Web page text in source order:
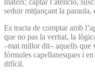
seduir mitjançant la
Es tracta de comptar amb
que no pas la veritat, la
–mai millor dit– aquells que
fórmules capellanesques i
difícil.